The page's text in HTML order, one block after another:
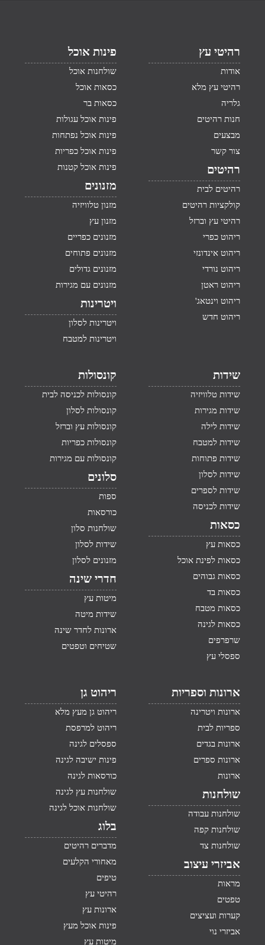
רהיטי עץ
אודות
רהיטי עץ מלא
גלריה
חנות רהיטים
מבצעים
צור קשר
רהיטים
רהיטים לבית
קולקציות רהיטים
רהיטי עץ וברזל
ריהוט כפרי
ריהוט אינדונזי
ריהוט נורדי
ריהוט ראטן
ריהוט וינטאג'
ריהוט חדש
פינות אוכל
שולחנות אוכל
כסאות אוכל
כסאות בר
פינות אוכל עגולות
פינות אוכל נפתחות
פינות אוכל כפריות
פינות אוכל קטנות
מזנונים
מזנון טלוויזיה
מזנון עץ
מזנונים כפריים
מזנונים פתוחים
מזנונים גדולים
מזנונים עם מגירות
ויטרינות
ויטרינות לסלון
ויטרינות למטבח
שידות
שידות טלוויזיה
שידות מגירות
שידות לילה
שידות למטבח
שידות פתוחות
שידות לסלון
שידות לספרים
שידות לכניסה
כסאות
כסאות עץ
כסאות לפינת אוכל
כסאות גבוהים
כסאות בד
כסאות מטבח
כסאות לגינה
שרפרפים
ספסלי עץ
קונסולות
קונסולות לכניסה לבית
קונסולות לסלון
קונסולות עץ וברזל
קונסולות כפריות
קונסולות עם מגירות
סלונים
ספות
כורסאות
שולחנות סלון
שידות לסלון
מזנונים לסלון
חדרי שינה
מיטות עץ
שידות מיטה
ארונות לחדר שינה
שטיחים וטפטים
ארונות וספריות
ארונות ויטרינה
ספריות לבית
ארונות בגדים
ארונות ספרים
ארונות
שולחנות
שולחנות עבודה
שולחנות קפה
שולחנות צד
אביזרי עיצוב
מראות
טפטים
קערות ועציצים
אביזרי נוי
ריהוט גן
ריהוט גן מעץ מלא
ריהוט למרפסת
ספסלים לגינה
פינות ישיבה לגינה
כורסאות לגינה
שולחנות עץ לגינה
שולחנות אוכל לגינה
בלוג
מדברים רהיטים
מאחורי הקלעים
טיפים
רהיטי עץ
ארונות עץ
פינות אוכל מעץ
מיטות עץ